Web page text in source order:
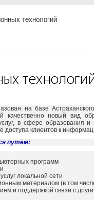
технологий
на базе
качественно новый вид
в сфере образования
доступа клиентов к
путём:
программ
локальной сети
материалом (в том
и поддержкой связи с